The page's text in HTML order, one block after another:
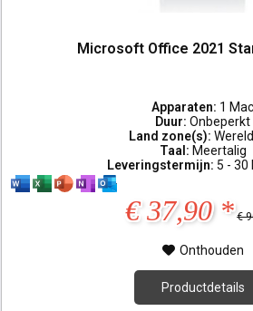
Microsoft Office 2021
Apparaten: 1 Mac
Duur:Onbeperkt
Land zone(s):
Taal: Meertalig
Leveringstermijn: 5 - 30
€ 37,90 * €
Onthouden
Productdetails